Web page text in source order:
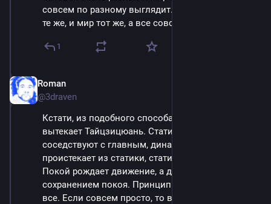
совсем по разному выглядит. Вроде бы и слова
те же, и мир тот же, а все совсем другое.
1
Roman
@3draven
Кстати, из подобного способа работы сознания
вытекает Тайцзицюань. Статические формы там
соседствуют с главным, динамикой. Динамика
проистекает из статики, статика из динамики.
Покой рождает движение, а движение делается с
сохранением покоя. Принципы Дао пронизывают
все. Если совсем просто, то в любом осознанном